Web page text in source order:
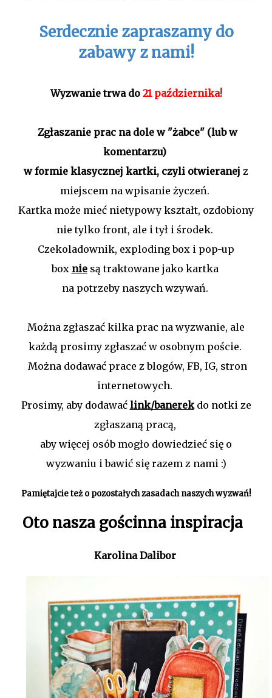
Serdecznie zapraszamy do
zabawy z nami!
Wyzwanie trwa do 21 października!
Zgłaszanie prac na dole w "żabce" (lub w
komentarzu)
w formie klasycznej kartki, czyli otwieranej z
miejscem na wpisanie życzeń.
Kartka może mieć nietypowy kształt, ozdobiony
nie tylko front, ale i tył i środek.
Czekoladownik, exploding box i pop-up
box niesą traktowane jako kartka
na potrzeby naszych wzywań.
Można zgłaszać kilka prac na wyzwanie, ale
każdą prosimy zgłaszać w osobnym poście.
Można dodawać prace z blogów, FB, IG, stron
internetowych.
Prosimy, aby dodawać link/banerekdo notki ze
zgłaszaną pracą,
aby więcej osób mogło dowiedzieć się o
wyzwaniu i bawić się razem z nami :)
Pamiętajcie też o pozostałych zasadach naszych wyzwań!
Oto nasza gościnna inspiracja
Karolina Dalibor